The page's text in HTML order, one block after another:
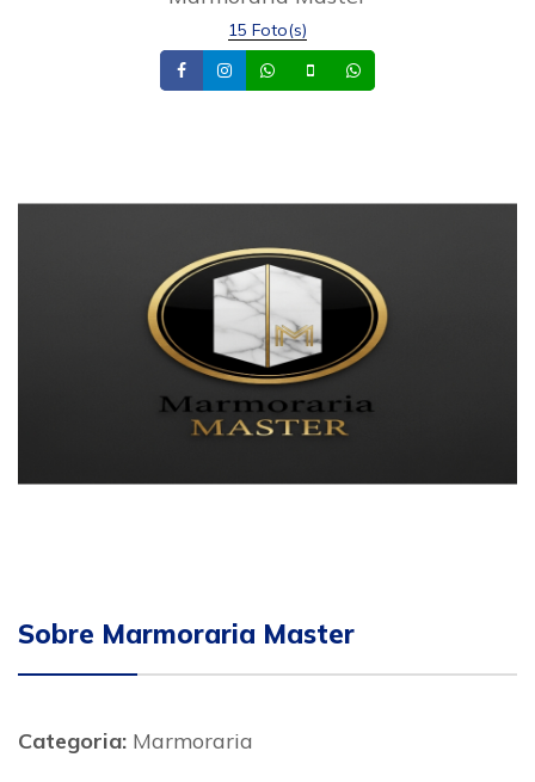
15 Foto(s)
FacebookInstagramWhatsappCelular
Sobre Marmoraria Master
Categoria: Marmoraria